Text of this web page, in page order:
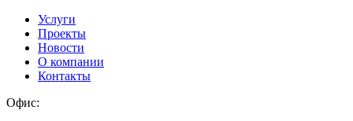
Услуги
Проекты
Новости
О компании
Контакты
Офис: